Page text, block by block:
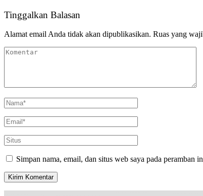
Tinggalkan Balasan
Alamat email Anda tidak akan dipublikasikan. Ruas yang
Simpan nama, email, dan situs web saya pada peramban